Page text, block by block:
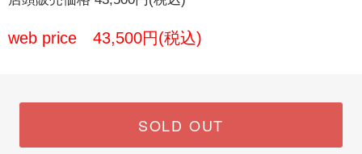
web price 43,500円(税込)
SOLD OUT